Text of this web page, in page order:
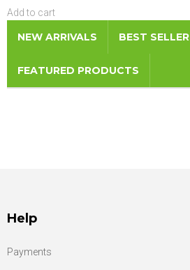
Add to cart
NEW ARRIVALS BEST SELLER
FEATURED PRODUCTS
Help
Payments